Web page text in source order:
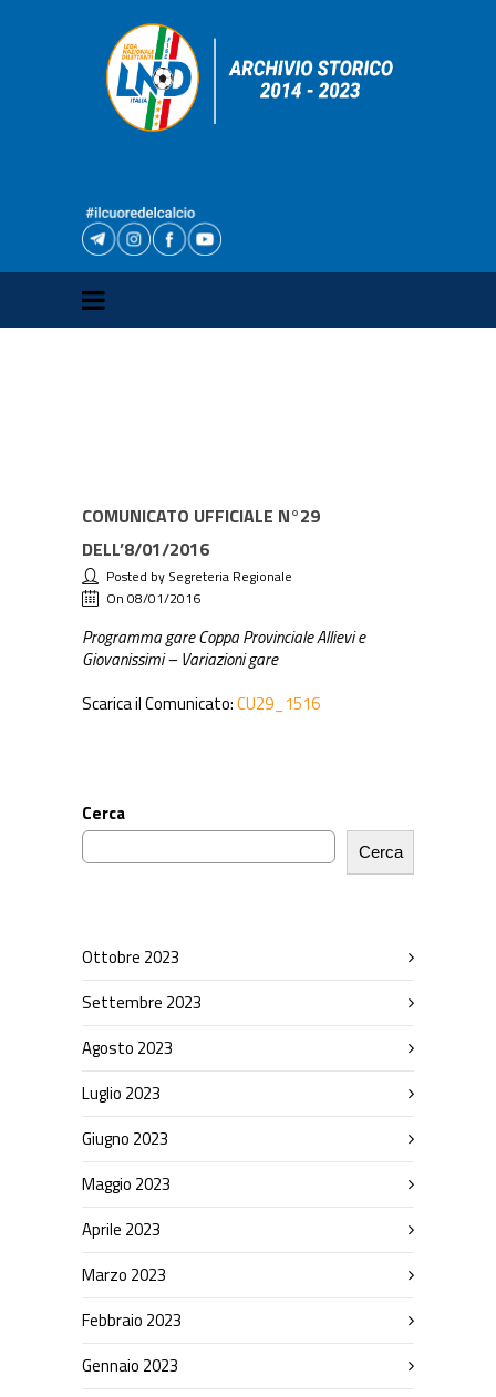
COMUNICATO UFFICIALE N°29
DELL’8/01/2016
Posted by Segreteria Regionale
On 08/01/2016
Programma gare Coppa Provinciale Allievi e
Giovanissimi – Variazioni gare
Scarica il Comunicato:CU29_1516
Cerca
Cerca
Ottobre 2023
Settembre 2023
Agosto 2023
Luglio 2023
Giugno 2023
Maggio 2023
Aprile 2023
Marzo 2023
Febbraio 2023
Gennaio 2023